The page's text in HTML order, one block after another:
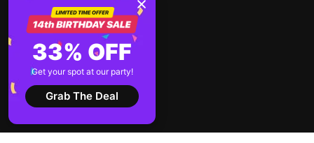
kostenlos auf jeder Website
einbettet
So betten Sie Google-
Bewertungen kostenlos auf
einer Website ein
Alle Beiträge anzeigen
33% OFF
Get your spot at our party!
Grab The Deal